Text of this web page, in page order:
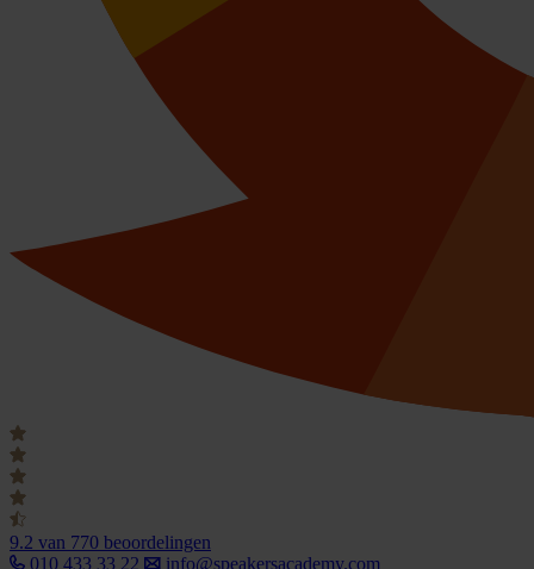
9.2 van 770 beoordelingen
010 433 33 22
info@speakersacademy.com